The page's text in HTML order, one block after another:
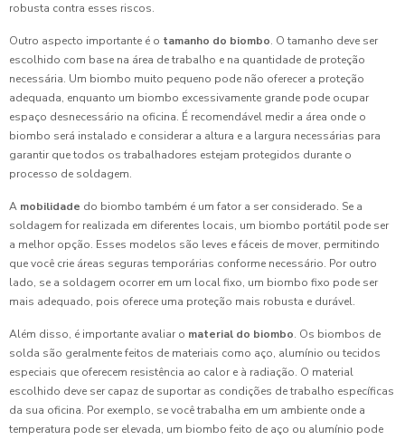
robusta contra esses riscos.
Outro aspecto importante é o tamanho do biombo. O tamanho deve ser
escolhido com base na área de trabalho e na quantidade de proteção
necessária. Um biombo muito pequeno pode não oferecer a proteção
adequada, enquanto um biombo excessivamente grande pode ocupar
espaço desnecessário na oficina. É recomendável medir a área onde o
biombo será instalado e considerar a altura e a largura necessárias para
garantir que todos os trabalhadores estejam protegidos durante o
processo de soldagem.
A mobilidade do biombo também é um fator a ser considerado. Se a
soldagem for realizada em diferentes locais, um biombo portátil pode ser
a melhor opção. Esses modelos são leves e fáceis de mover, permitindo
que você crie áreas seguras temporárias conforme necessário. Por outro
lado, se a soldagem ocorrer em um local fixo, um biombo fixo pode ser
mais adequado, pois oferece uma proteção mais robusta e durável.
Além disso, é importante avaliar o material do biombo. Os biombos de
solda são geralmente feitos de materiais como aço, alumínio ou tecidos
especiais que oferecem resistência ao calor e à radiação. O material
escolhido deve ser capaz de suportar as condições de trabalho específicas
da sua oficina. Por exemplo, se você trabalha em um ambiente onde a
temperatura pode ser elevada, um biombo feito de aço ou alumínio pode